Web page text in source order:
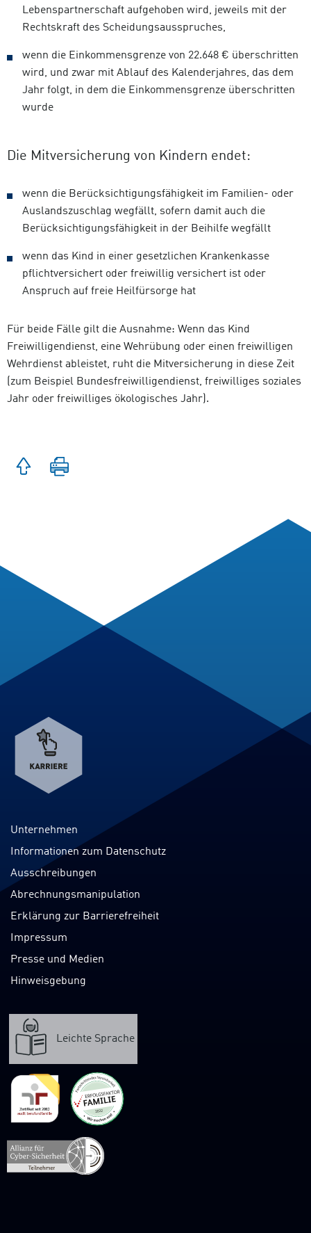
Lebenspartnerschaft aufgehoben wird, jeweils mit der
Rechtskraft des Scheidungsausspruches,
wenn die Einkommensgrenze von 22.648 € überschritten
wird, und zwar mit Ablauf des Kalenderjahres, das dem
Jahr folgt, in dem die Einkommensgrenze überschritten
wurde
Die Mitversicherung von Kindern endet:
wenn die Berücksichtigungsfähigkeit im Familien- oder
Auslandszuschlag wegfällt, sofern damit auch die
Berücksichtigungsfähigkeit in der Beihilfe wegfällt
wenn das Kind in einer gesetzlichen Krankenkasse
pflichtversichert oder freiwillig versichert ist oder
Anspruch auf freie Heilfürsorge hat
Für beide Fälle gilt die Ausnahme: Wenn das Kind
Freiwilligendienst, eine Wehrübung oder einen freiwilligen
Wehrdienst ableistet, ruht die Mitversicherung in diese Zeit
(zum Beispiel Bundesfreiwilligendienst, freiwilliges soziales
Jahr oder freiwilliges ökologisches Jahr).
Zum
Seitenanfang
springen
Verweis
zum
Karriereportal
Unternehmen
Informationen zum Datenschutz
Ausschreibungen
Abrechnungsmanipulation
Erklärung zur Barrierefreiheit
Impressum
Presse und Medien
Hinweisgebung
Leichte Sprache
Verweis
zur
Webpräsenz